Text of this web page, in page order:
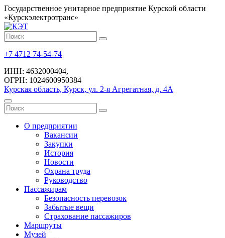
Государственное унитарное предприятие Курской области
«Курскэлектротранс»
+7 4712 74-54-74
ИНН: 4632000404,
ОГРН: 1024600950384
Курская область, Курск, ул. 2-я Агрегатная, д. 4А
О предприятии
Вакансии
Закупки
История
Новости
Охрана труда
Руководство
Пассажирам
Безопасность перевозок
Забытые вещи
Страхование пассажиров
Маршруты
Музей